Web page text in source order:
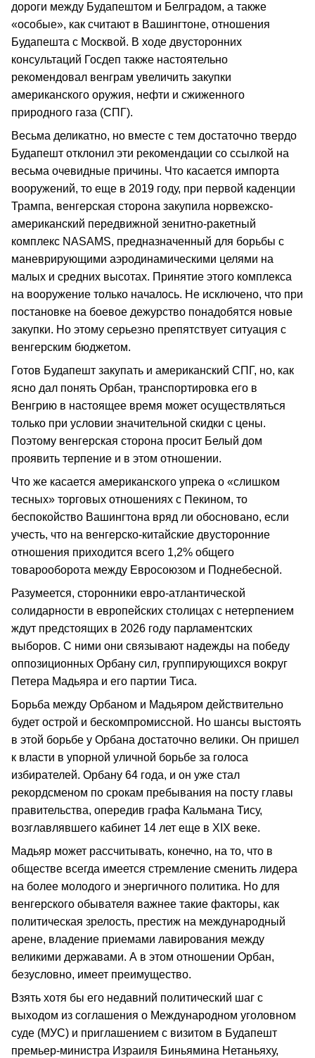
дороги между Будапештом и Белградом, а также
«особые», как считают в Вашингтоне, отношения
Будапешта с Москвой. В ходе двусторонних
консультаций Госдеп также настоятельно
рекомендовал венграм увеличить закупки
американского оружия, нефти и сжиженного
природного газа (СПГ).
Весьма деликатно, но вместе с тем достаточно твердо
Будапешт отклонил эти рекомендации со ссылкой на
весьма очевидные причины. Что касается импорта
вооружений, то еще в 2019 году, при первой каденции
Трампа, венгерская сторона закупила норвежско-
американский передвижной зенитно-ракетный
комплекс NASAMS, предназначенный для борьбы с
маневрирующими аэродинамическими целями на
малых и средних высотах. Принятие этого комплекса
на вооружение только началось. Не исключено, что при
постановке на боевое дежурство понадобятся новые
закупки. Но этому серьезно препятствует ситуация с
венгерским бюджетом.
Готов Будапешт закупать и американский СПГ, но, как
ясно дал понять Орбан, транспортировка его в
Венгрию в настоящее время может осуществляться
только при условии значительной скидки с цены.
Поэтому венгерская сторона просит Белый дом
проявить терпение и в этом отношении.
Что же касается американского упрека о «слишком
тесных» торговых отношениях с Пекином, то
беспокойство Вашингтона вряд ли обосновано, если
учесть, что на венгерско-китайские двусторонние
отношения приходится всего 1,2% общего
товарооборота между Евросоюзом и Поднебесной.
Разумеется, сторонники евро-атлантической
солидарности в европейских столицах с нетерпением
ждут предстоящих в 2026 году парламентских
выборов. С ними они связывают надежды на победу
оппозиционных Орбану сил, группирующихся вокруг
Петера Мадьяра и его партии Тиса.
Борьба между Орбаном и Мадьяром действительно
будет острой и бескомпромиссной. Но шансы выстоять
в этой борьбе у Орбана достаточно велики. Он пришел
к власти в упорной уличной борьбе за голоса
избирателей. Орбану 64 года, и он уже стал
рекордсменом по срокам пребывания на посту главы
правительства, опередив графа Кальмана Тису,
возглавлявшего кабинет 14 лет еще в XIX веке.
Мадьяр может рассчитывать, конечно, на то, что в
обществе всегда имеется стремление сменить лидера
на более молодого и энергичного политика. Но для
венгерского обывателя важнее такие факторы, как
политическая зрелость, престиж на международный
арене, владение приемами лавирования между
великими державами. А в этом отношении Орбан,
безусловно, имеет преимущество.
Взять хотя бы его недавний политический шаг с
выходом из соглашения о Международном уголовном
суде (МУС) и приглашением с визитом в Будапешт
премьер-министра Израиля Биньямина Нетаньяху,